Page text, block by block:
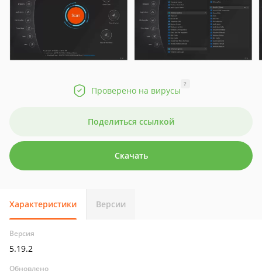
Проверено на вирусы
?
Поделиться ссылкой
Скачать
Характеристики Версии
Версия
5.19.2
Обновлено